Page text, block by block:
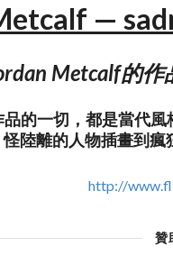
—
Metcalf的
的一切，都是當代風
怪陸離的人物插畫到瘋
http://
贊